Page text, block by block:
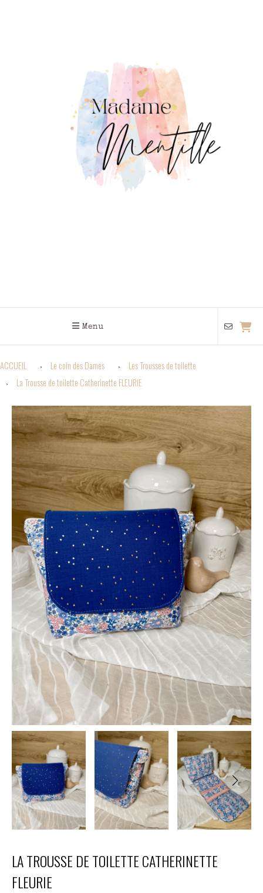
Menu
ACCUEIL Le coin des Dames
Les Trousses de toilette
La Trousse de toilette Catherinette FLEURIE
LA TROUSSE DE TOILETTE CATHERINETTE
FLEURIE